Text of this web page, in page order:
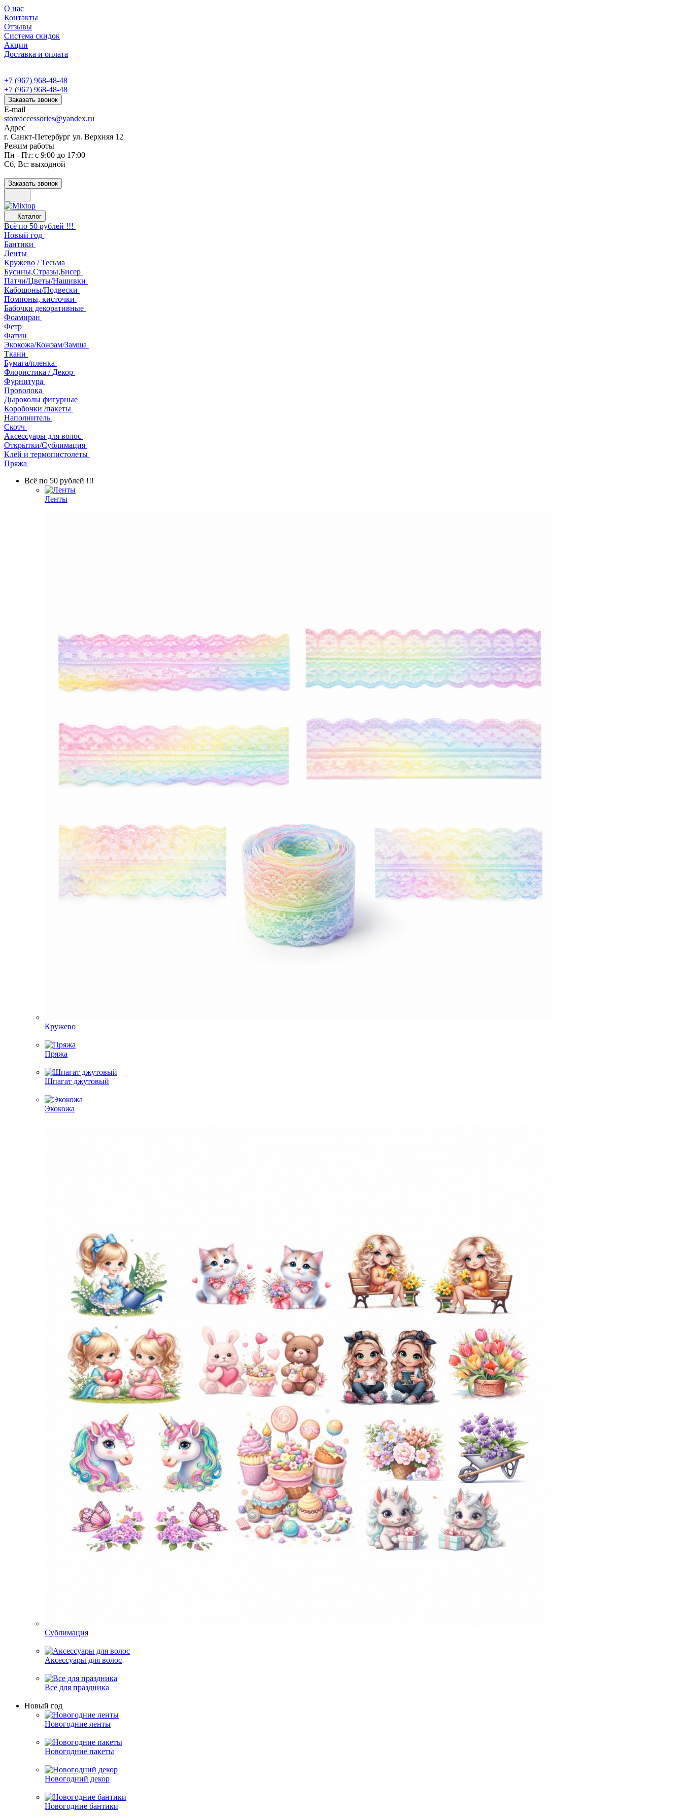
О нас
Контакты
Отзывы
Система скидок
Акции
Доставка и оплата
+7 (967) 968-48-48
+7 (967) 968-48-48
Заказать звонок
E-mail
storeaccessories@yandex.ru
Адрес
г. Санкт-Петербург ул. Верхняя 12
Режим работы
Пн - Пт: с 9:00 до 17:00
Сб, Вс: выходной
Заказать звонок
Каталог
Всё по 50 рублей !!!
Новый год
Бантики
Ленты
Кружево / Тесьма
Бусины,Стразы,Бисер
Патчи/Цветы/Нашивки
Кабошоны/Подвески
Помпоны, кисточки
Бабочки декоративные
Фоамиран
Фетр
Фатин
Экокожа/Кожзам/Замша
Ткани
Бумага/пленка
Флористика / Декор
Фурнитура
Проволока
Дыроколы фигурные
Коробочки /пакеты
Наполнитель
Скотч
Аксессуары для волос
Открытки/Сублимация
Клей и термопистолеты
Пряжа
Всё по 50 рублей !!!
Ленты
Кружево
Пряжа
Шпагат джутовый
Экокожа
Сублимация
Аксессуары для волос
Все для праздника
Новый год
Новогодние ленты
Новогодние пакеты
Новогодний декор
Новогодние бантики